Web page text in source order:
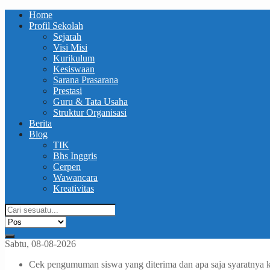
Home
Profil Sekolah
Sejarah
Visi Misi
Kurikulum
Kesiswaan
Sarana Prasarana
Prestasi
Guru & Tata Usaha
Struktur Organisasi
Berita
Blog
TIK
Bhs Inggris
Cerpen
Wawancara
Kreativitas
Sabtu, 08-08-2026
Cek pengumuman siswa yang diterima dan apa saja syaratnya